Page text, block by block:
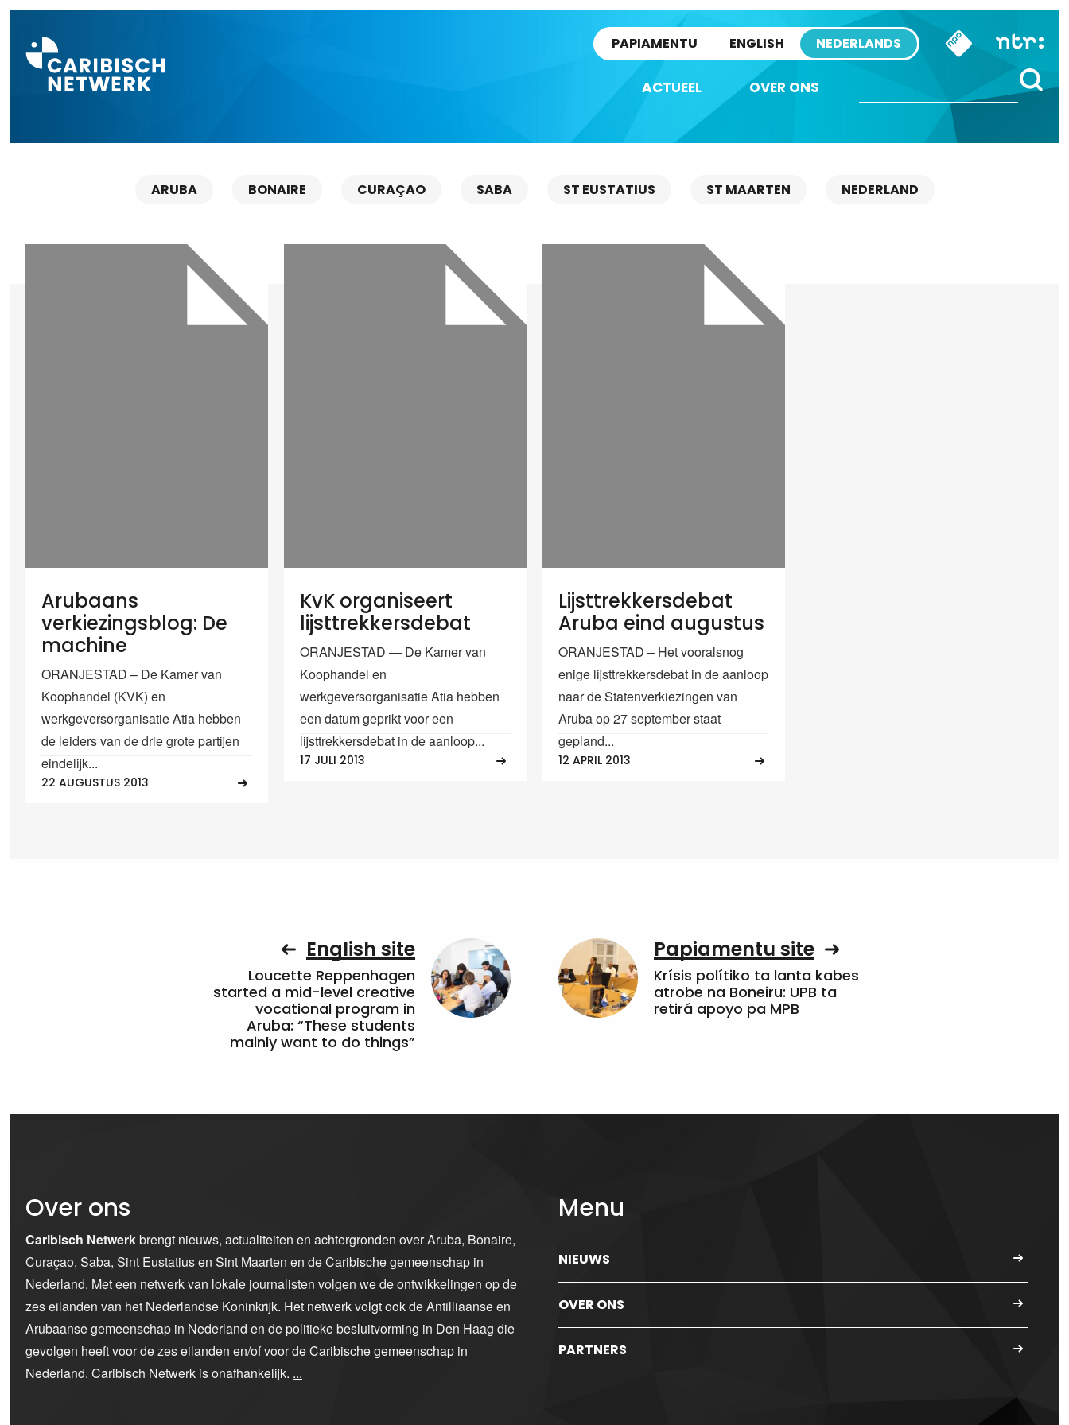
PAPIAMENTU ENGLISH NEDERLANDS
ACTUEEL OVER ONS
ARUBA BONAIRE CURAÇAO SABA ST EUSTATIUS ST MAARTEN NEDERLAND
Arubaans
verkiezingsblog: De
machine
ORANJESTAD – De Kamer van
Koophandel (KVK) en
werkgeversorganisatie Atia hebben
de leiders van de drie grote partijen
eindelijk...
22 AUGUSTUS 2013
KvK organiseert
lijsttrekkersdebat
ORANJESTAD — De Kamer van
Koophandel en
werkgeversorganisatie Atia hebben
een datum geprikt voor een
lijsttrekkersdebat in de aanloop...
17 JULI 2013
Lijsttrekkersdebat
Aruba eind augustus
ORANJESTAD – Het vooralsnog
enige lijsttrekkersdebat in de aanloop
naar de Statenverkiezingen van
Aruba op 27 september staat
gepland...
12 APRIL 2013
English site
Loucette Reppenhagen
started a mid-level creative
vocational program in
Aruba: “These students
mainly want to do things”
Papiamentu site
Krísis polítiko ta lanta kabes
atrobe na Boneiru: UPB ta
retirá apoyo pa MPB
Over ons
Caribisch Netwerkbrengt nieuws, actualiteiten en achtergronden over Aruba, Bonaire,
Curaçao, Saba, Sint Eustatius en Sint Maarten en de Caribische gemeenschap in
Nederland. Met een netwerk van lokale journalisten volgen we de ontwikkelingen op de
zes eilanden van het Nederlandse Koninkrijk. Het netwerk volgt ook de Antilliaanse en
Arubaanse gemeenschap in Nederland en de politieke besluitvorming in Den Haag die
gevolgen heeft voor de zes eilanden en/of voor de Caribische gemeenschap in
Nederland. Caribisch Netwerk is onafhankelijk. ...
Menu
NIEUWS
OVER ONS
PARTNERS